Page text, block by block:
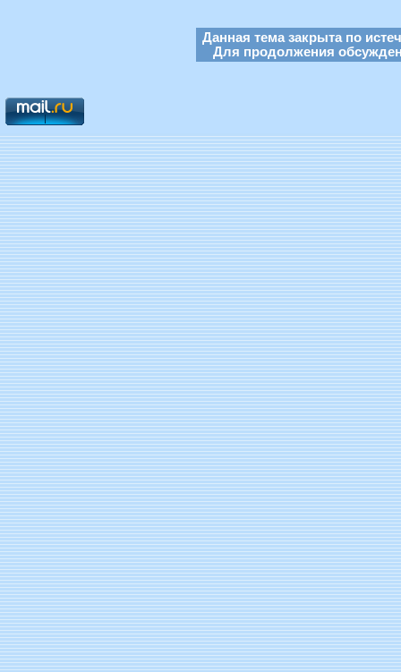
Данная тема закрыта по
Для продолжения